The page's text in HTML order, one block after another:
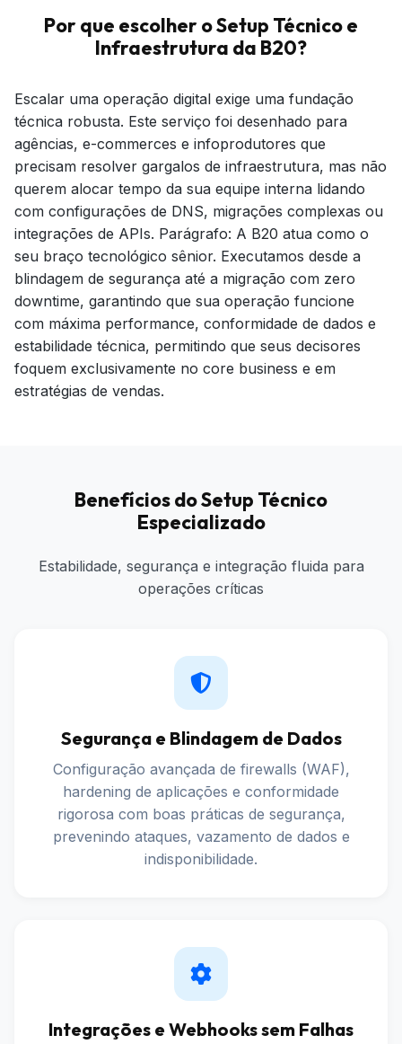
Por que escolher o Setup Técnico e
Infraestrutura da B20?
Escalar uma operação digital exige uma fundação
técnica robusta. Este serviço foi desenhado para
agências, e-commerces e infoprodutores que
precisam resolver gargalos de infraestrutura, mas não
querem alocar tempo da sua equipe interna lidando
com configurações de DNS, migrações complexas ou
integrações de APIs. Parágrafo: A B20 atua como o
seu braço tecnológico sênior. Executamos desde a
blindagem de segurança até a migração com zero
downtime, garantindo que sua operação funcione
com máxima performance, conformidade de dados e
estabilidade técnica, permitindo que seus decisores
foquem exclusivamente no core business e em
estratégias de vendas.
Benefícios do Setup Técnico
Especializado
Estabilidade, segurança e integração fluida para
operações críticas
Segurança e Blindagem de Dados
Configuração avançada de firewalls (WAF),
hardening de aplicações e conformidade
rigorosa com boas práticas de segurança,
prevenindo ataques, vazamento de dados e
indisponibilidade.
Integrações e Webhooks sem Falhas